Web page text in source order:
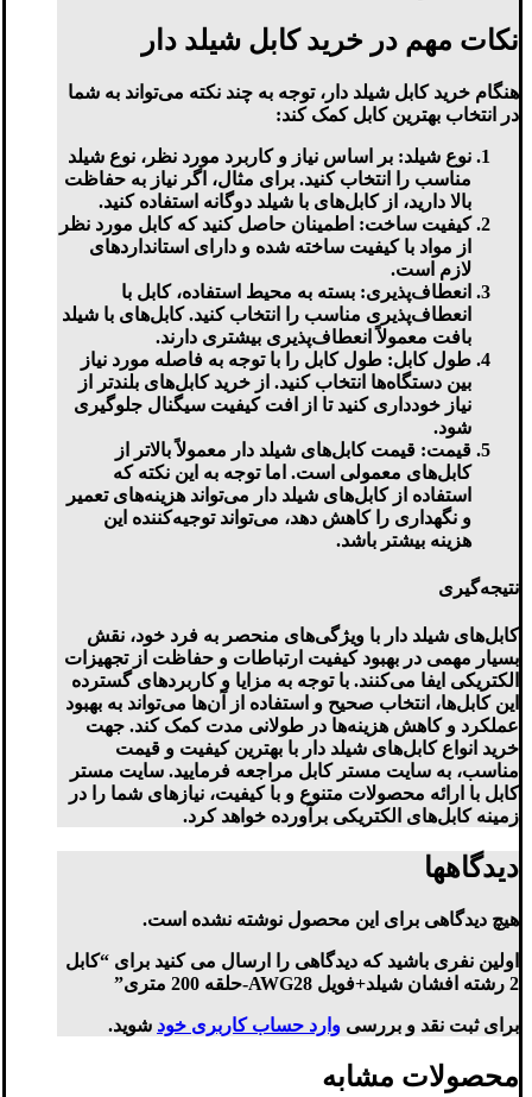
نکات مهم در خرید کابل شیلد دار
هنگام خرید کابل شیلد دار، توجه به چند نکته می‌تواند به شما
در انتخاب بهترین کابل کمک کند:
نوع شیلد: بر اساس نیاز و کاربرد مورد نظر، نوع شیلد
مناسب را انتخاب کنید. برای مثال، اگر نیاز به حفاظت
بالا دارید، از کابل‌های با شیلد دوگانه استفاده کنید.
کیفیت ساخت: اطمینان حاصل کنید که کابل مورد نظر
از مواد با کیفیت ساخته شده و دارای استانداردهای
لازم است.
انعطاف‌پذیری: بسته به محیط استفاده، کابل با
انعطاف‌پذیری مناسب را انتخاب کنید. کابل‌های با شیلد
بافت معمولاً انعطاف‌پذیری بیشتری دارند.
طول کابل: طول کابل را با توجه به فاصله مورد نیاز
بین دستگاه‌ها انتخاب کنید. از خرید کابل‌های بلندتر از
نیاز خودداری کنید تا از افت کیفیت سیگنال جلوگیری
شود.
قیمت: قیمت کابل‌های شیلد دار معمولاً بالاتر از
کابل‌های معمولی است. اما توجه به این نکته که
استفاده از کابل‌های شیلد دار می‌تواند هزینه‌های تعمیر
و نگهداری را کاهش دهد، می‌تواند توجیه‌کننده این
هزینه بیشتر باشد.
نتیجه‌گیری
کابل‌های شیلد دار با ویژگی‌های منحصر به فرد خود، نقش
بسیار مهمی در بهبود کیفیت ارتباطات و حفاظت از تجهیزات
الکتریکی ایفا می‌کنند. با توجه به مزایا و کاربردهای گسترده
این کابل‌ها، انتخاب صحیح و استفاده از آن‌ها می‌تواند به بهبود
عملکرد و کاهش هزینه‌ها در طولانی مدت کمک کند. جهت
خرید انواع کابل‌های شیلد دار با بهترین کیفیت و قیمت
مناسب، به سایت مستر کابل مراجعه فرمایید. سایت مستر
کابل با ارائه محصولات متنوع و با کیفیت، نیازهای شما را در
زمینه کابل‌های الکتریکی برآورده خواهد کرد.
دیدگاهها
هیچ دیدگاهی برای این محصول نوشته نشده است.
اولین نفری باشید که دیدگاهی را ارسال می کنید برای “کابل
2 رشته افشان شیلد+فویل AWG28-حلقه 200 متری”
برای ثبت نقد و بررسی وارد حساب کاربری خود شوید.
محصولات مشابه